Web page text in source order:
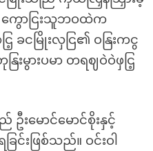
ကွောငြးသူဘဝထဲက
ငမြိုးလှငြ၏ ဝနြးကငွ
ြးမွားပမာ တရဈဝဲဝဲဖှငြ့
းမောင်မောင်စိုးနှင့်
းဖြစ်သည်။ ဝင်းဝါ